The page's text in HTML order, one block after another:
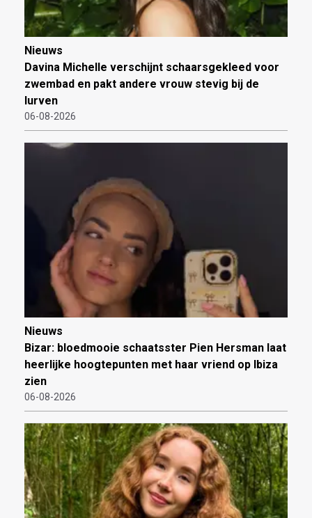
Nieuws
Davina Michelle verschijnt schaarsgekleed voor
zwembad en pakt andere vrouw stevig bij de
lurven
06-08-2026
Nieuws
Bizar: bloedmooie schaatsster Pien Hersman laat
heerlijke hoogtepunten met haar vriend op Ibiza
zien
06-08-2026